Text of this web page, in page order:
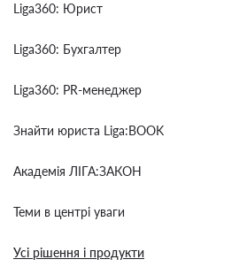
Liga360: Юрист
Liga360: Бухгалтер
Liga360: PR-менеджер
Знайти юриста Liga:BOOK
Академія ЛІГА:ЗАКОН
Теми в центрі уваги
Усі рішення і продукти